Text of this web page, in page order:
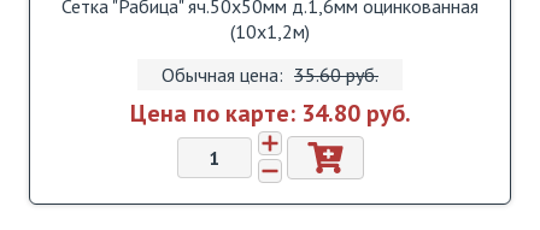
Сетка "Рабица" яч.50х50мм д.1,6мм оцинкованная
(10х1,2м)
Обычная цена: 35.60 pуб.
Цена по карте: 34.80 pуб.